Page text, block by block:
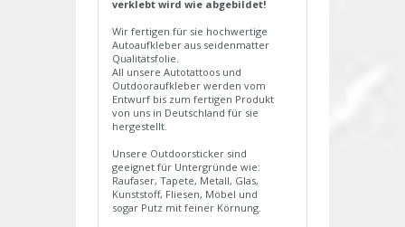
verklebt wird wie abgebildet!
Wir fertigen für sie hochwertige
Autoaufkleber aus seidenmatter
Qualitätsfolie.
All unsere Autotattoos und
Outdooraufkleber werden vom
Entwurf bis zum fertigen Produkt
von uns in Deutschland für sie
hergestellt.
Unsere Outdoorsticker sind
geeignet für Untergründe wie:
Raufaser, Tapete, Metall, Glas,
Kunststoff, Fliesen, Möbel und
sogar Putz mit feiner Körnung.